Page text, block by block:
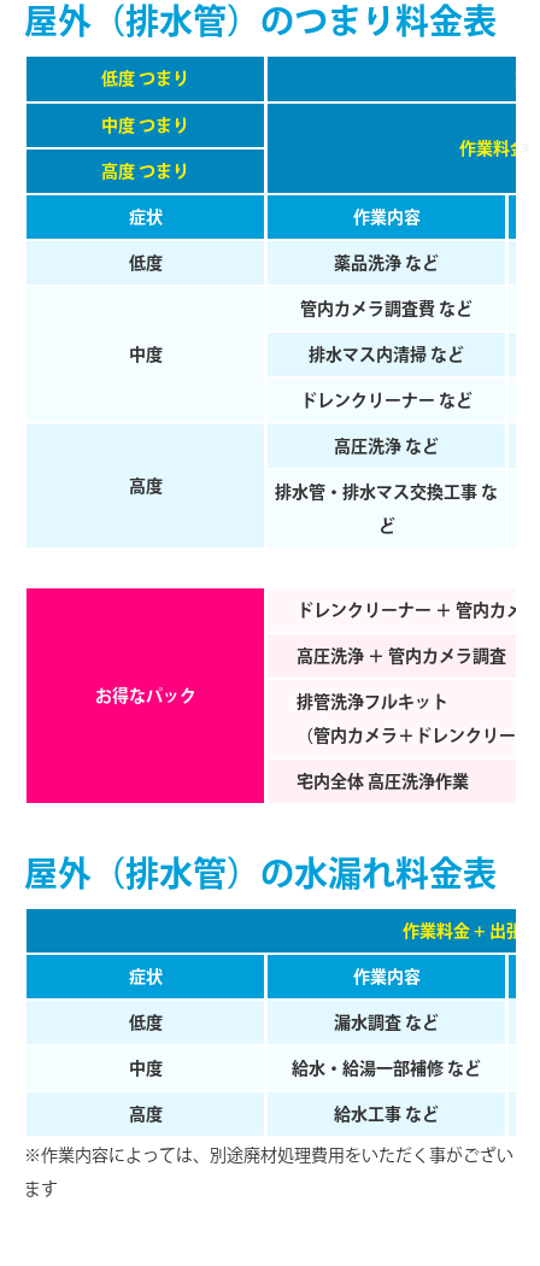
屋外（排水管）のつまり料金表
低度 つまり 薬
中度 つまり
作業料⾦
高度 つまり
症状 作業内容
低度 薬品洗浄 など
中度
管内カメラ調査費 など
排⽔マス内清掃 など
ドレンクリーナー など
⾼度
⾼圧洗浄 など
排⽔管・排⽔マス交換⼯事 な
ど
お得なパック
ドレンクリーナー ＋ 管内カメ
⾼圧洗浄 ＋ 管内カメラ調査
排管洗浄フルキット
（管内カメラ＋ドレンクリーナ
宅内全体 ⾼圧洗浄作業
屋外（排水管）の水漏れ料金表
作業料金 + 出張
症状 作業内容
低度 漏水調査 など
中度 給水・給湯一部補修 など
⾼度 給水工事 など
※作業内容によっては、別途廃材処理費用をいただく事がござい
ます